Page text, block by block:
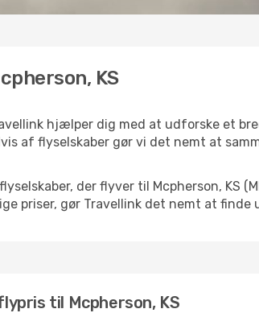
KS
hjælper dig med at udforske et
af flyselskaber gør vi det nemt at
der flyver til Mcpherson, KS
priser, gør Travellink det nemt at
til Mcpherson, KS